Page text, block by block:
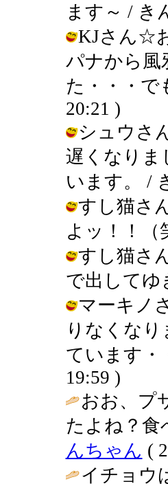
ます～ / き
KJさん☆
パナから風
た・・・
20:21 )
シュウさ
遅くなりま
います。 /
すし猫さ
よッ！！（
すし猫さ
で出してゆ
マーキノ
りなくな
ています・
19:59 )
おお、プ
たよね？
んちゃん (
イチョウ